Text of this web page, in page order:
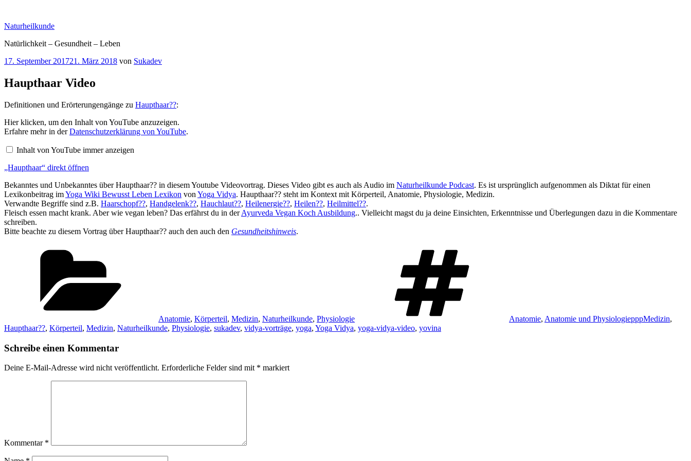
springen
Naturheilkunde
Natürlichkeit – Gesundheit – Leben
Veröffentlicht
17. September 201721. März 2018 von Sukadev
Haupthaar Video
Definitionen und Erörterungengänge zu Haupthaar??:
„Haupthaar“
von
YouTube
Hier klicken, um den Inhalt von YouTube anzuzeigen.
Erfahre mehr in derDatenschutzerklärung von YouTube.
Inhalt von YouTube immer anzeigen
„Haupthaar“ direkt öffnen
Bekanntes und Unbekanntes über Haupthaar?? in diesem Youtube Videovortrag. Dieses Video gibt es auch als Audio im Naturheilkunde Podcast. Es ist ursprünglich aufgenommen als Diktat für einen
Lexikonbeitrag imYoga Wiki Bewusst Leben Lexikon von Yoga Vidya. Haupthaar?? steht im Kontext mit Körperteil, Anatomie, Physiologie, Medizin.
Verwandte Begriffe sind z.B. Haarschopf??, Handgelenk??, Hauchlaut??, Heilenergie??, Heilen??, Heilmittel??.
Fleisch essen macht krank. Aber wie vegan leben? Das erfährst du in derAyurveda Vegan Koch Ausbildung.. Vielleicht magst du ja deine Einsichten, Erkenntnisse und Überlegungen dazu in die Kommentare
schreiben.
Bitte beachte zu diesem Vortrag über Haupthaar?? auch den auch den Gesundheitshinweis.
Anatomie, Körperteil, Medizin, Naturheilkunde, Physiologie Anatomie, Anatomie und PhysiologiepppMedizin,
Haupthaar??, Körperteil, Medizin, Naturheilkunde, Physiologie, sukadev, vidya-vorträge, yoga, Yoga Vidya, yoga-vidya-video, yovina
Schreibe einen Kommentar
Deine E-Mail-Adresse wird nicht veröffentlicht. Erforderliche Felder sind mit * markiert
Kommentar *